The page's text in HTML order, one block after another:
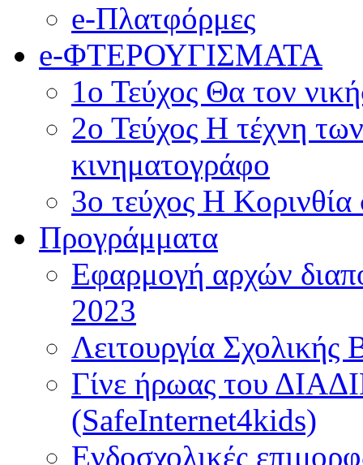
e-Πλατφόρμες
e-ΦΤΕΡΟΥΓΙΣΜΑΤΑ
1ο Τεύχος Θα τον
2ο Τεύχος Η τέχνη
κινηματογράφο
3ο τεύχος Η
Προγράμματα
Εφαρμογή αρχών
2023
Λειτουργία Σχολικής
Γίνε ήρωας του
(SafeInternet4kids)
Ενδοσχολικές